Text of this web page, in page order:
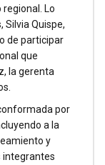
Lo
Silvia Quispe,
de participar
que
la gerenta
por
a la
y
integrantes